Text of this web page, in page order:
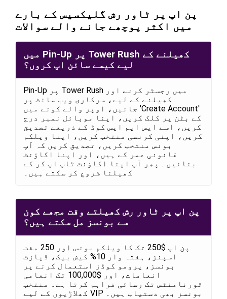
پن اپ پر ٹاور رش گلیکسیس کے بارے
میں اکثر پوچھے جانے والے سوالات
میں Pin-Up پر Tower Rush کھیلنے کے
لیے کیسے سائن اپ کروں؟
Pin-Up پر Tower Rush میں رجسٹر کرنے اور
کھیلنے کے لیے، سرکاری ویب سائٹ پر
جائیں، اوپر والے کونے میں 'Create Account'
کے بٹن پر کلک کریں، اپنا موبائل نمبر درج
کریں، اسے ایس ایم ایس کوڈ کے ذریعے تصدیق
کریں، اپنی کرنسی منتخب کریں، اپنا ویلکم
بونس منتخب کریں، تصدیق کریں کہ آپ
قانونی عمر کے ہیں، اور اپنا اکاؤنٹ
بنائیں۔ پھر آپ اپنا اکاؤنٹ ٹاپ اپ کر کے
کھیلنا شروع کر سکتے ہیں۔
پن اپ پر ٹاور رش کھیلتے وقت مجھے کون
سے بونسز مل سکتے ہیں؟
پن اپ $250 تک کا ویلکم بونس اور 250 مفت
اسپنز، ہفتہ وار 10% کیش بیک، ڈپازٹ
بونسز، پرومو کوڈز استعمال کرنے پر
انعامات، اور $100,000 تک انعامی
ٹورنامنٹس تک رسائی فراہم کرتا ہے۔ منتخب
کھلاڑیوں کے لیے VIP بونسز بھی دستیاب ہیں۔